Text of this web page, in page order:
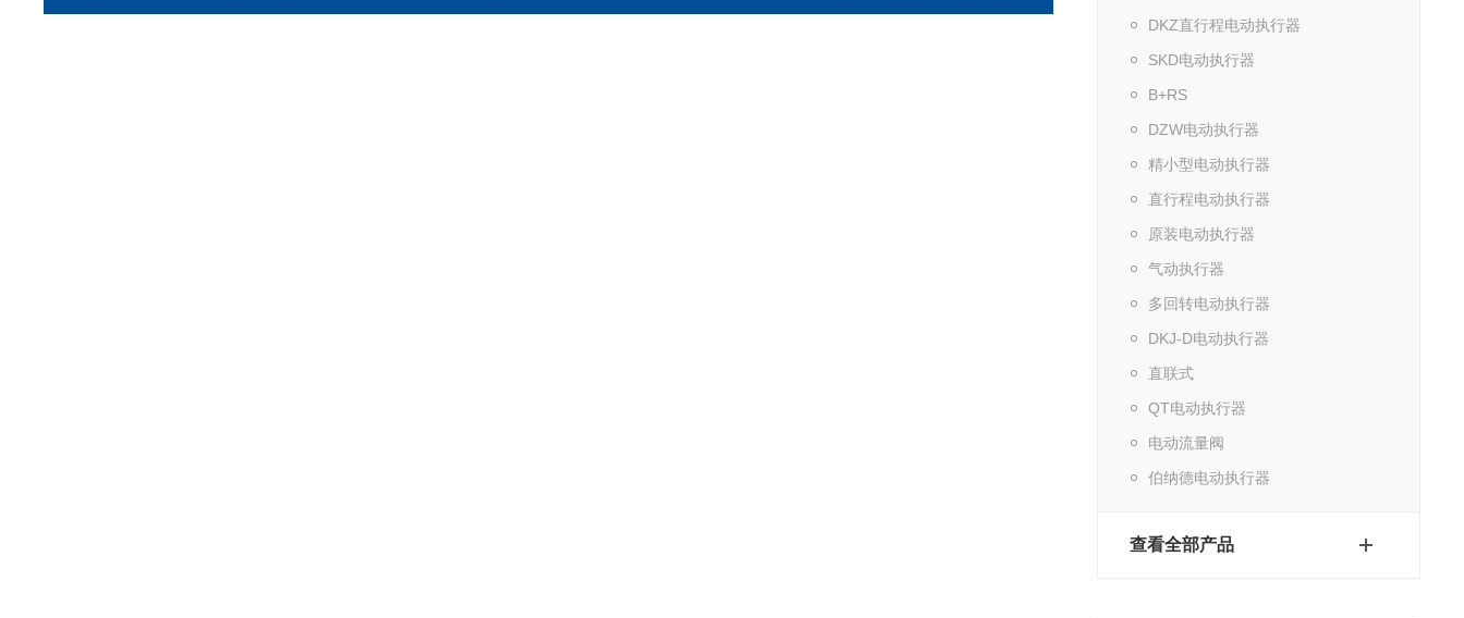
DKZ直行程电动执行器
SKD电动执行器
B+RS
DZW电动执行器
精小型电动执行器
直行程电动执行器
原装电动执行器
气动执行器
多回转电动执行器
DKJ-D电动执行器
直联式
QT电动执行器
电动流量阀
伯纳德电动执行器
查看全部产品